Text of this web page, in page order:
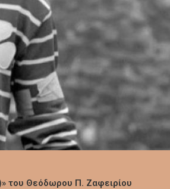
του Θεόδωρου Π. Ζαφειρίου